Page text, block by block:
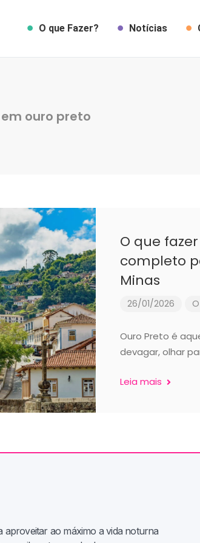
O que Fazer? Notícias
ouro preto
O que
completo
Minas
26/01/2026
Ouro Preto é
devagar, olhar
Leia mais
aproveitar ao máximo a vida noturna